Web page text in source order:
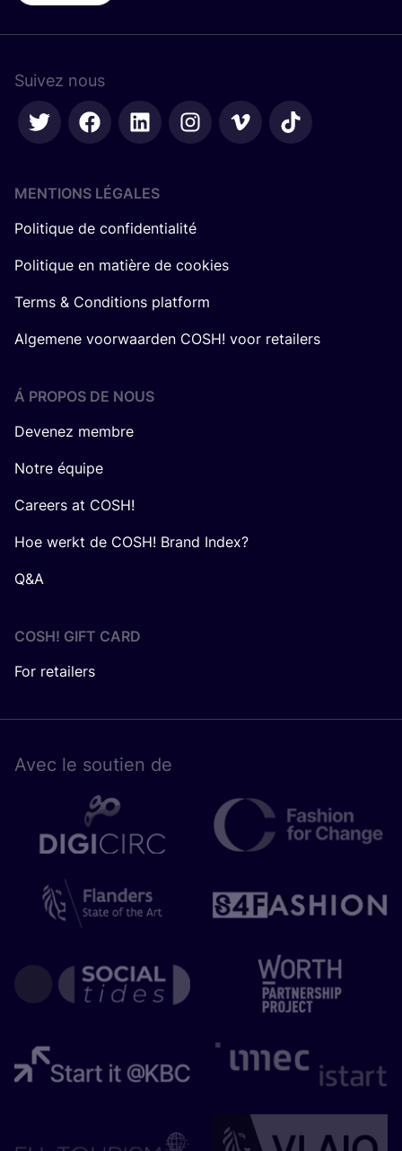
Suivez nous
MENTIONS LÉGALES
Politique de confidentialité
Politique en matière de cookies
Terms & Conditions platform
Algemene voorwaarden COSH! voor retailers
Á PROPOS DE NOUS
Devenez membre
Notre équipe
Careers at COSH!
Hoe werkt de COSH! Brand Index?
Q&A
COSH! GIFT CARD
For retailers
Avec le sou­tien de